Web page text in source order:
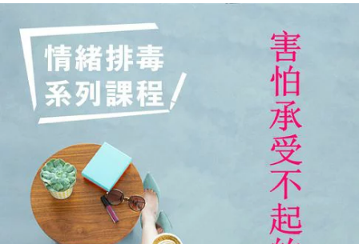
天天免運 美食蛋糕 民生用品
居家生活 3C家電 親子玩具
女裝 男裝 情趣用品
日本購物 電子/紙本書